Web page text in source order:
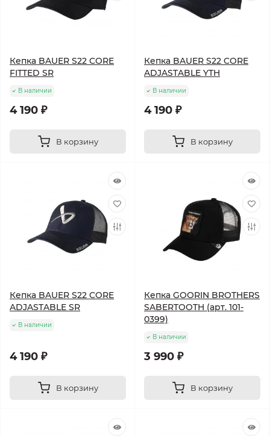
Кепка BAUER S22 CORE
FITTED SR
В наличии
4 190 ₽
В корзину
Кепка BAUER S22 CORE
ADJASTABLE YTH
В наличии
4 190 ₽
В корзину
Кепка BAUER S22 CORE
ADJASTABLE SR
В наличии
4 190 ₽
В корзину
Кепка GOORIN BROTHERS
SABERTOOTH (арт. 101-
0399)
В наличии
3 990 ₽
В корзину